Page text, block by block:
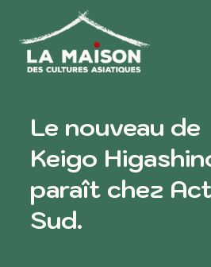
Le nouveau de
Keigo
paraît chez
Sud.